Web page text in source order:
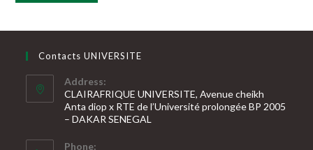
Contacts UNIVERSITE
Address:
CLAIRAFRIQUE UNIVERSITE, Avenue cheikh
Anta diop x RTE de l’Université prolongée BP 2005
– DAKAR SENEGAL
Phone: